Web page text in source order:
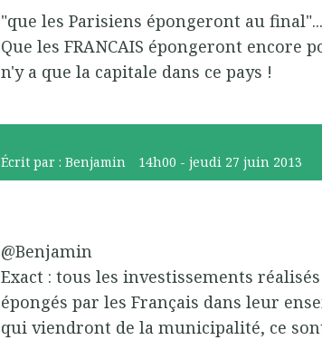
"que les Parisiens épongeront au final"...
Que les FRANCAIS épongeront encore
n'y a que la capitale dans ce pays !
Écrit par :Benjamin 14h00 -jeudi 27 juin 2013
@Benjamin
Exact : tous les investissements
épongés par les Français dans leur
qui viendront de la municipalité, ce